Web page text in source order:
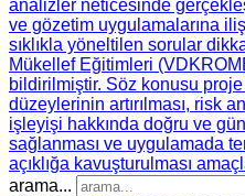
analizler neticesinde
ve gözetim uygulamalarına
sıklıkla yöneltilen sorular
Mükellef Eğitimleri
bildirilmiştir. Söz konusu
düzeylerinin artırılması, risk
işleyişi hakkında doğru ve
sağlanması ve uygulamada
açıklığa kavuşturulması
arama...